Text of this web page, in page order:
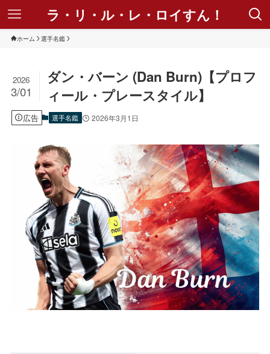
ラ・リ・ル・レ・ロイすん！
ホーム 選手名鑑
ダン・バーン (Dan Burn)【プロフ
ィール・プレースタイル】
2026
3/01
広告 選手名鑑 2026年3月1日